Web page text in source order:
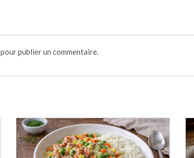
pour publier un commentaire.